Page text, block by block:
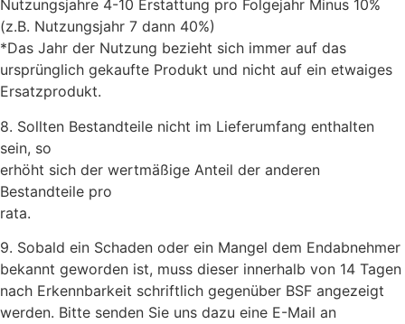
Nutzungsjahre 4-10 Erstattung pro Folgejahr Minus 10%
(z.B. Nutzungsjahr 7 dann 40%)
*Das Jahr der Nutzung bezieht sich immer auf das
ursprünglich gekaufte Produkt und nicht auf ein etwaiges
Ersatzprodukt.
8. Sollten Bestandteile nicht im Lieferumfang enthalten
sein, so
erhöht sich der wertmäßige Anteil der anderen
Bestandteile pro
rata.
9. Sobald ein Schaden oder ein Mangel dem Endabnehmer
bekannt geworden ist, muss dieser innerhalb von 14 Tagen
nach Erkennbarkeit schriftlich gegenüber BSF angezeigt
werden. Bitte senden Sie uns dazu eine E-Mail an